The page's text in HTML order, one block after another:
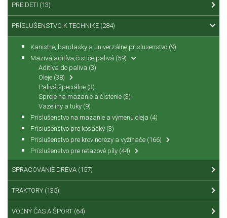
PRE DETI (13)
PRÍSLUŠENSTVO K TECHNIKE (284)
Kanistre, bandasky a univerzálne prislusenstvo (9)
Mazivá,aditíva,čističe,palivá (59)
Aditíva do paliva (3)
Oleje (38)
Palivá špeciálne (3)
Spreje na mazanie a čistenie (3)
Vazelíny a tuky (9)
Príslušenstvo na mazanie a výmenu oleja (4)
Príslušenstvo pre kosačky (3)
Príslušenstvo pre krovinorezy a vyžínače (166)
Príslušenstvo pre reťazové píly (44)
SPRACOVANIE DREVA (157)
TRAKTORY (135)
VOĽNÝ ČAS A ŠPORT (64)